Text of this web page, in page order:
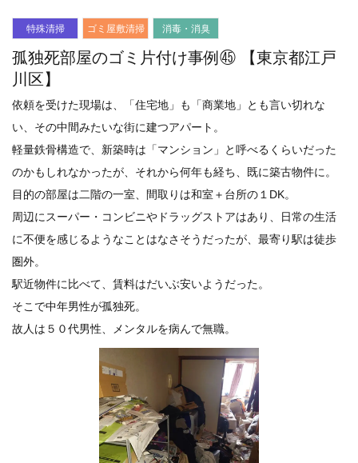
特殊清掃 ゴミ屋敷清掃 消毒・消臭
孤独死部屋のゴミ片付け事例㊺ 【東京都江戸
川区】
依頼を受けた現場は、「住宅地」も「商業地」とも言い切れな
い、その中間みたいな街に建つアパート。
軽量鉄骨構造で、新築時は「マンション」と呼べるくらいだった
のかもしれなかったが、それから何年も経ち、既に築古物件に。
目的の部屋は二階の一室、間取りは和室＋台所の１DK。
周辺にスーパー・コンビニやドラッグストアはあり、日常の生活
に不便を感じるようなことはなさそうだったが、最寄り駅は徒歩
圏外。
駅近物件に比べて、賃料はだいぶ安いようだった。
そこで中年男性が孤独死。
故人は５０代男性、メンタルを病んで無職。